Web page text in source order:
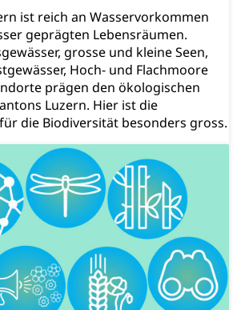
ist reich an Wasservorkommen
geprägten Lebensräumen.
grosse und kleine Seen,
Hoch- und Flachmoore
prägen den ökologischen
Luzern. Hier ist die
die Biodiversität besonders gross.
Opferhilfe
(WAS Luzern)
(WAS Luzern)
Soziale Sicherheit
Sucht Region Luzern
Drogen (Polizei)
Sucht
Spital, Pflegeinitiative,
AVOS, Patientendossier
Witwenrente,
Vorsorgeeinrichtung,
erste Säule, zweite Säule, dritte
Altersvorsorge,
(WAS Luzern)
(WAS Luzern)
Beiträge (WAS Luzern)
AHV/IV
körperliche Behinderung,
psychische Behinderung,
Behinderte